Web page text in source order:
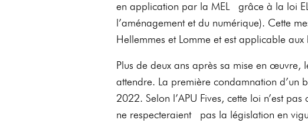
en application par la MEL grâce à la loi
l’aménagement et du numérique). Cette
Hellemmes et Lomme et est applicable
Plus de deux ans après sa mise en œuvre,
attendre. La première condamnation d’un
2022. Selon l’APU Fives, cette loi n’est
ne respecteraient pas la législation en